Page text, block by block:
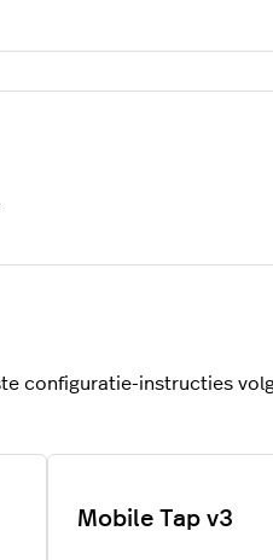
configuratie-instructies
Mobile Tap v3